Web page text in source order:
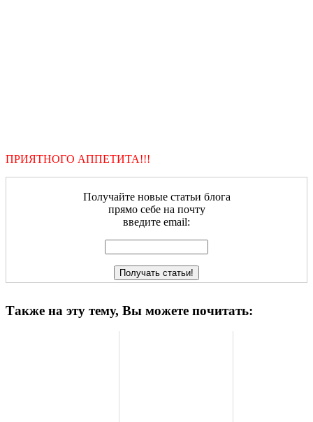
ПРИЯТНОГО АППЕТИТА!!!
Получайте новые статьи блога
прямо себе на почту
введите email:
Также на эту тему, Вы можете почитать: